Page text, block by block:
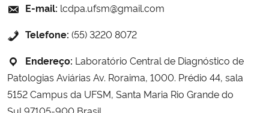
Ministério da Cidadania
Ministério da Saúde
Ministério de Minas e Energia
Ministério da Ciência, Tecnologia, Inovações e Comunicações
E-mail: lcdpa.ufsm@gmail.com
Telefone: (55) 3220 8072
Endereço: Laboratório Central de Diagnóstico de
Patologias Aviárias Av. Roraima, 1000. Prédio 44, sala
5152 Campus da UFSM, Santa Maria Rio Grande do
Sul 97105-900 Brasil